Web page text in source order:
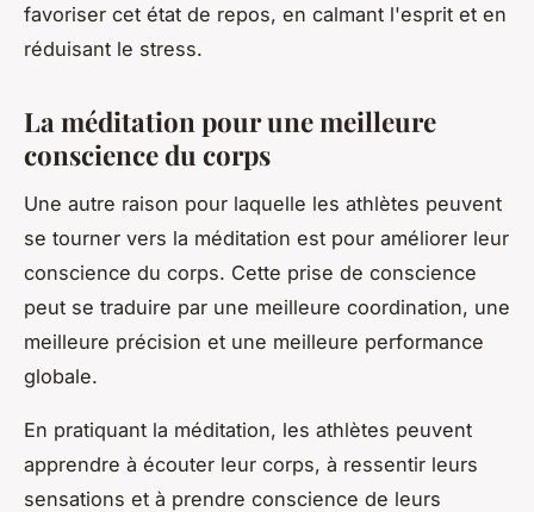
favoriser cet état de repos, en calmant l'esprit et en
réduisant le stress.
La méditation pour une meilleure
conscience du corps
Une autre raison pour laquelle les athlètes peuvent
se tourner vers la méditation est pour améliorer leur
conscience du corps. Cette prise de conscience
peut se traduire par une meilleure coordination, une
meilleure précision et une meilleure performance
globale.
En pratiquant la méditation, les athlètes peuvent
apprendre à écouter leur corps, à ressentir leurs
sensations et à prendre conscience de leurs